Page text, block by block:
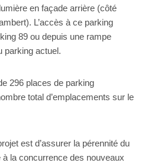
en façade arrière (côté
L’accès à ce parking
89 ou depuis une rampe
parking actuel.
296 places de parking
total d’emplacements sur le
est d’assurer la pérennité du
la concurrence des nouveaux